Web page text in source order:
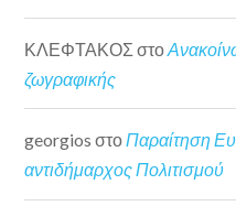
ΚΛΕΦΤΑΚΟΣ στο
ζωγραφικής
georgios στοΠαραίτηση
αντιδήμαρχος Πολιτισμού